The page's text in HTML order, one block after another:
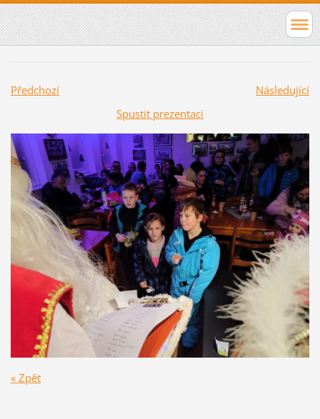
Předchozí
Následující
Spustit prezentaci
« Zpět